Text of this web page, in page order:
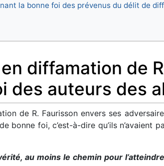
la bonne foi des prévenus du délit de
diffamation de
des auteurs des
de R. Faurisson envers ses
foi, c’est-à-dire qu’ils n’avaient
vérité, au moins le chemin pour